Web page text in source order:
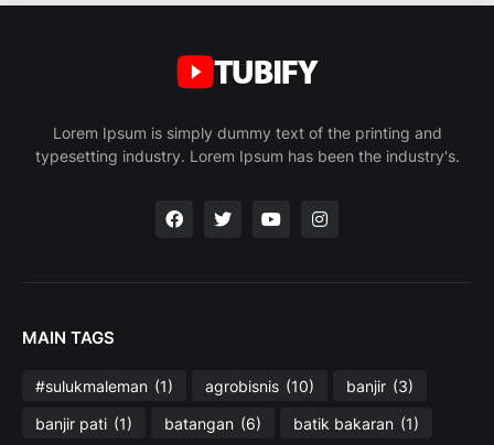
Lorem Ipsum is simply dummy text of the printing and
typesetting industry. Lorem Ipsum has been the industry's.
MAIN TAGS
#sulukmaleman (1) agrobisnis (10) banjir (3)
banjir pati (1) batangan (6) batik bakaran (1)